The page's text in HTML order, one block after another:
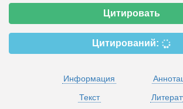
Цитировать
Цитирований:
Информация
Текст